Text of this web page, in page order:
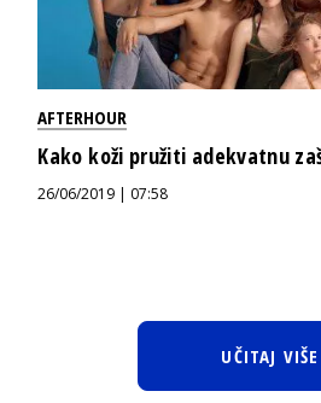
AFTERHOUR
Kako koži pružiti adekvatnu
26/06/2019 | 07:58
UČITAJ VIŠE